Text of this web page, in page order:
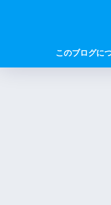
このブログに